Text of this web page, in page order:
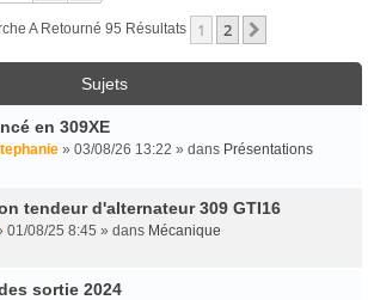
A Retourné 95 Résultats 1 2
Sujets
en 309XE
» 03/08/26 13:22 » dans Présentations
tendeur d'alternateur 309 GTI16
01/08/25 8:45 » dans Mécanique
sortie 2024